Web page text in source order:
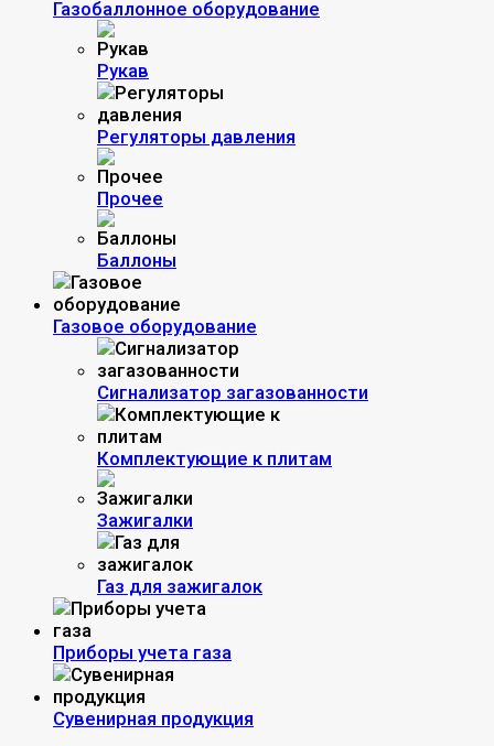
Газобаллонное оборудование
Рукав
Регуляторы давления
Прочее
Баллоны
Газовое оборудование
Сигнализатор загазованности
Комплектующие к плитам
Зажигалки
Газ для зажигалок
Приборы учета газа
Сувенирная продукция